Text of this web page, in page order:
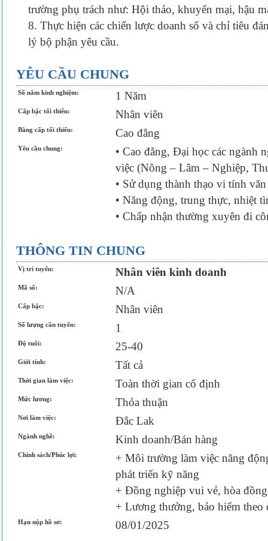
trường phụ trách như: Hội thảo, khuyến mại, hậu
8. Thực hiện các chiến lược doanh số và chỉ tiêu
lý bộ phận yêu cầu.
YÊU CẦU CHUNG
Số năm kinh nghiệm: 1 Năm
Cấp bậc tối thiểu: Nhân viên
Bằng cấp tối thiểu: Cao đẳng
Yêu cầu chung:
• Cao đẳng, Đại học các ngành
việc (Nông – Lâm – Nghiệp,
• Sử dụng thành thạo vi tính
• Năng động, trung thực, nhiệt
• Chấp nhận thường xuyên đi
THÔNG TIN CHUNG
Vị trí tuyển: Nhân viên kinh doanh
Mã số: N/A
Cấp bậc: Nhân viên
Số lượng cần tuyển: 1
Độ tuổi: 25-40
Giới tính: Tất cả
Thời gian làm việc: Toàn thời gian cố định
Mức lương: Thỏa thuận
Nơi làm việc: Đắc Lak
Ngành nghề: Kinh doanh/Bán hàng
Chính sách/Phúc lợi:
+ Môi trường làm việc năng
phát triển kỹ năng
+ Đồng nghiệp vui vẻ, hòa đồng
+ Lương thưởng, bảo hiểm theo
Hạn nộp hồ sơ: 08/01/2025